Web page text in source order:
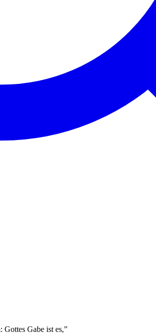
Gottes Gabe ist es,”